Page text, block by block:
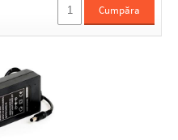
Cumpăra